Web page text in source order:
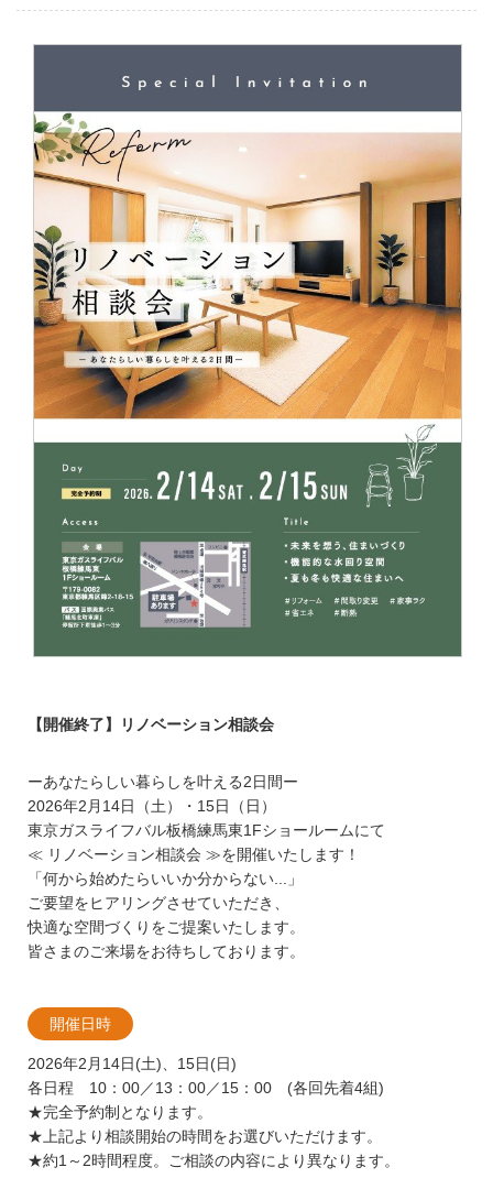
【開催終了】リノベーション相談会
ーあなたらしい暮らしを叶える2日間ー
2026年2月14日（土）・15日（日）
東京ガスライフバル板橋練馬東1Fショールームにて
≪ リノベーション相談会 ≫を開催いたします！
「何から始めたらいいか分からない...」
ご要望をヒアリングさせていただき、
快適な空間づくりをご提案いたします。
皆さまのご来場をお待ちしております。
開催日時
2026年2月14日(土)、15日(日)
各日程 10：00／13：00／15：00 (各回先着4組)
★完全予約制となります。
★上記より相談開始の時間をお選びいただけます。
★約1～2時間程度。ご相談の内容により異なります。